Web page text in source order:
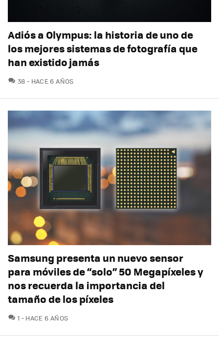
Adiós a Olympus: la historia de uno de
los mejores sistemas de fotografía que
han existido jamás
38 COMENTARIOS
HACE 6 AÑOS
Samsung presenta un nuevo sensor
para móviles de “solo” 50 Megapíxeles y
nos recuerda la importancia del
tamaño de los píxeles
1 COMENTARIOS
HACE 6 AÑOS